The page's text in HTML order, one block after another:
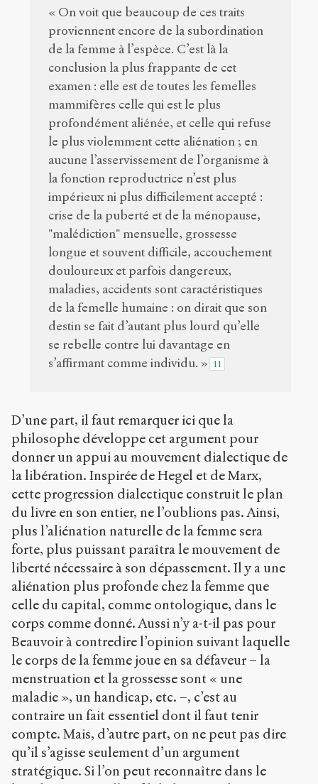
« On voit que beaucoup de ces traits
proviennent encore de la subordination
de la femme à l’espèce. C’est là la
conclusion la plus frappante de cet
examen : elle est de toutes les femelles
mammifères celle qui est le plus
profondément aliénée, et celle qui refuse
le plus violemment cette aliénation ; en
aucune l’asservissement de l’organisme à
la fonction reproductrice n’est plus
impérieux ni plus difficilement accepté :
crise de la puberté et de la ménopause,
"malédiction" mensuelle, grossesse
longue et souvent difficile, accouchement
douloureux et parfois dangereux,
maladies, accidents sont caractéristiques
de la femelle humaine : on dirait que son
destin se fait d’autant plus lourd qu’elle
se rebelle contre lui davantage en
s’affirmant comme individu. » 11
D’une part, il faut remarquer ici que la
philosophe développe cet argument pour
donner un appui au mouvement dialectique de
la libération. Inspirée de Hegel et de Marx,
cette progression dialectique construit le plan
du livre en son entier, ne l’oublions pas. Ainsi,
plus l’aliénation naturelle de la femme sera
forte, plus puissant paraîtra le mouvement de
liberté nécessaire à son dépassement. Il y a une
aliénation plus profonde chez la femme que
celle du capital, comme ontologique, dans le
corps comme donné. Aussi n’y a-t-il pas pour
Beauvoir à contredire l’opinion suivant laquelle
le corps de la femme joue en sa défaveur – la
menstruation et la grossesse sont « une
maladie », un handicap, etc. –, c’est au
contraire un fait essentiel dont il faut tenir
compte. Mais, d’autre part, on ne peut pas dire
qu’il s’agisse seulement d’un argument
stratégique. Si l’on peut reconnaître dans le